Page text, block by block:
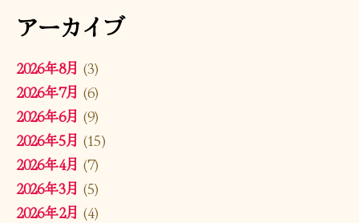
アーカイブ
2026年8月 (3)
2026年7月 (6)
2026年6月 (9)
2026年5月 (15)
2026年4月 (7)
2026年3月 (5)
2026年2月 (4)